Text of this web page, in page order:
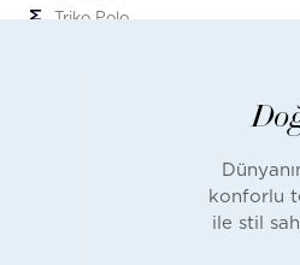
GIYIM
Triko Polo
konforlu
ile stil